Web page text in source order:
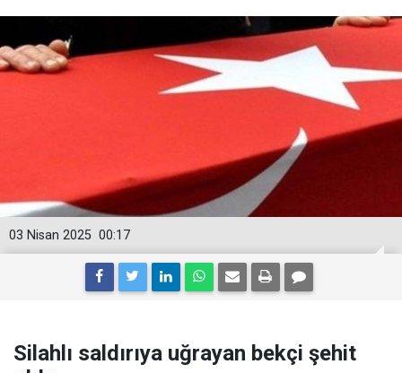
00:17
03 Nisan 2025
Silahlı saldırıya uğrayan bekçi şehit